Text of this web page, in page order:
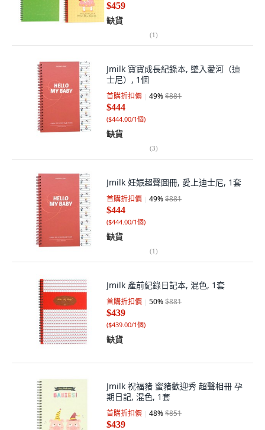
$459
缺貨
(1)
Jmilk 寶寶成長紀錄本, 墜入愛河（迪
士尼）, 1個
首購折扣價 49%$881
$444
($444.00/1個)
缺貨
(3)
Jmilk 妊娠超聲圖冊, 愛上迪士尼, 1套
首購折扣價 49%$881
$444
($444.00/1個)
缺貨
(1)
Jmilk 產前紀錄日記本, 混色, 1套
首購折扣價 50%$881
$439
($439.00/1個)
缺貨
Jmilk 祝福豬 蜜豬歡迎秀 超聲相冊 孕
期日記, 混色, 1套
首購折扣價 48%$851
$439